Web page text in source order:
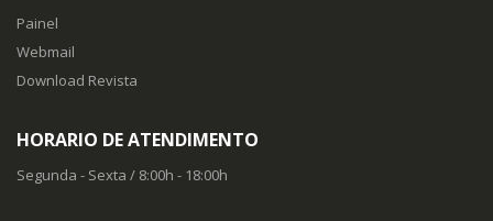
Painel
Webmail
Download Revista
HORARIO DE ATENDIMENTO
Segunda - Sexta / 8:00h - 18:00h